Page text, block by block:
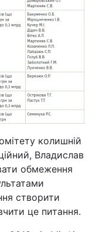
колишній
Владислав
обмеження
створити
це питання.